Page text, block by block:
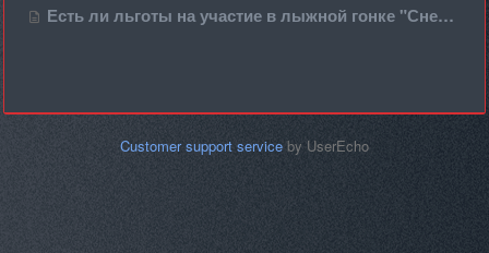
Есть ли льготы на участие в лыжной гонке "Снежный вызов"?
Customer support service by UserEcho